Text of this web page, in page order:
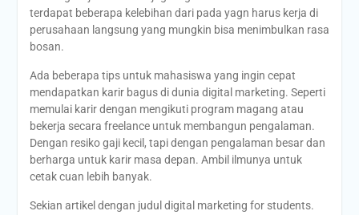
terdapat beberapa kelebihan dari pada yagn harus kerja di
perusahaan langsung yang mungkin bisa menimbulkan rasa
bosan.
Ada beberapa tips untuk mahasiswa yang ingin cepat
mendapatkan karir bagus di dunia digital marketing. Seperti
memulai karir dengan mengikuti program magang atau
bekerja secara freelance untuk membangun pengalaman.
Dengan resiko gaji kecil, tapi dengan pengalaman besar dan
berharga untuk karir masa depan. Ambil ilmunya untuk
cetak cuan lebih banyak.
Sekian artikel dengan judul digital marketing for students.